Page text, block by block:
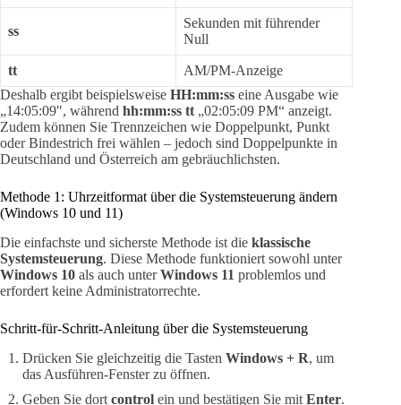
ss
Sekunden mit führender
Null
tt
AM/PM-Anzeige
Deshalb ergibt beispielsweise HH:mm:ss eine Ausgabe wie
„14:05:09″, während hh:mm:ss tt „02:05:09 PM“ anzeigt.
Zudem können Sie Trennzeichen wie Doppelpunkt, Punkt
oder Bindestrich frei wählen – jedoch sind Doppelpunkte in
Deutschland und Österreich am gebräuchlichsten.
Methode 1: Uhrzeitformat über die Systemsteuerung ändern
(Windows 10 und 11)
Die einfachste und sicherste Methode ist die klassische
Systemsteuerung. Diese Methode funktioniert sowohl unter
Windows 10 als auch unterWindows 11 problemlos und
erfordert keine Administratorrechte.
Schritt-für-Schritt-Anleitung über die Systemsteuerung
Drücken Sie gleichzeitig die Tasten Windows + R, um
das Ausführen-Fenster zu öffnen.
Geben Sie dort control ein und bestätigen Sie mit Enter.